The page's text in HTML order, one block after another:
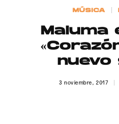
MÚSICA
Maluma
nuevo
3 noviembre, 2017